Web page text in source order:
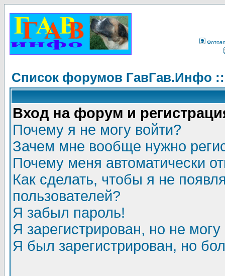
Список форумов ГавГав.Инфо
Вход на форум и
Почему я не могу войти?
Зачем мне вообще нужно
Почему меня автоматически
Как сделать, чтобы я не
пользователей?
Я забыл пароль!
Я зарегистрирован, но не могу
Я был зарегистрирован, но